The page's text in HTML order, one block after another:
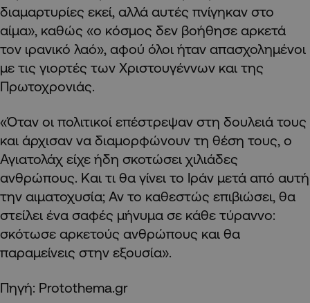
διαμαρτυρίες εκεί, αλλά αυτές πνίγηκαν στο
αίμα», καθώς «ο κόσμος δεν βοήθησε αρκετά
τον ιρανικό λαό», αφού όλοι ήταν απασχολημένοι
με τις γιορτές των Χριστουγέννων και της
Πρωτοχρονιάς.
«Όταν οι πολιτικοί επέστρεψαν στη δουλειά τους
και άρχισαν να διαμορφώνουν τη θέση τους, ο
Αγιατολάχ είχε ήδη σκοτώσει χιλιάδες
ανθρώπους. Και τι θα γίνει το Ιράν μετά από αυτή
την αιματοχυσία; Αν το καθεστώς επιβιώσει, θα
στείλει ένα σαφές μήνυμα σε κάθε τύραννο:
σκότωσε αρκετούς ανθρώπους και θα
παραμείνεις στην εξουσία».
Πηγή: Protothema.gr